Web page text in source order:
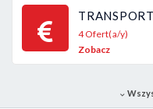
4 Ofert(a/y)
Zobacz